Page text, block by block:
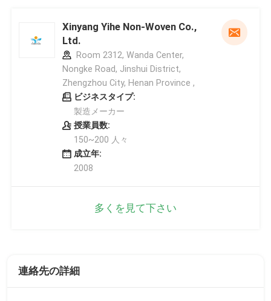
Xinyang Yihe Non-Woven Co.,
Ltd.
Room 2312, Wanda Center,
Nongke Road, Jinshui District,
Zhengzhou City, Henan Province ,
ビジネスタイプ:
製造メーカー
授業員数:
150~200 人々
成立年:
2008
多くを見て下さい
連絡先の詳細